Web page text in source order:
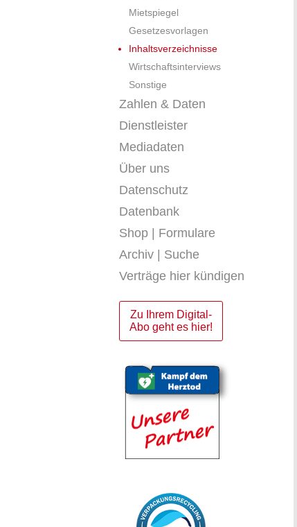
Mietspiegel
Gesetzesvorlagen
Inhaltsverzeichnisse
Wirtschaftsinterviews
Sonstige
Zahlen & Daten
Dienstleister
Mediadaten
Über uns
Datenschutz
Datenbank
Shop | Formulare
Archiv | Suche
Verträge hier kündigen
Zu Ihrem Digital-
Abo geht es hier!